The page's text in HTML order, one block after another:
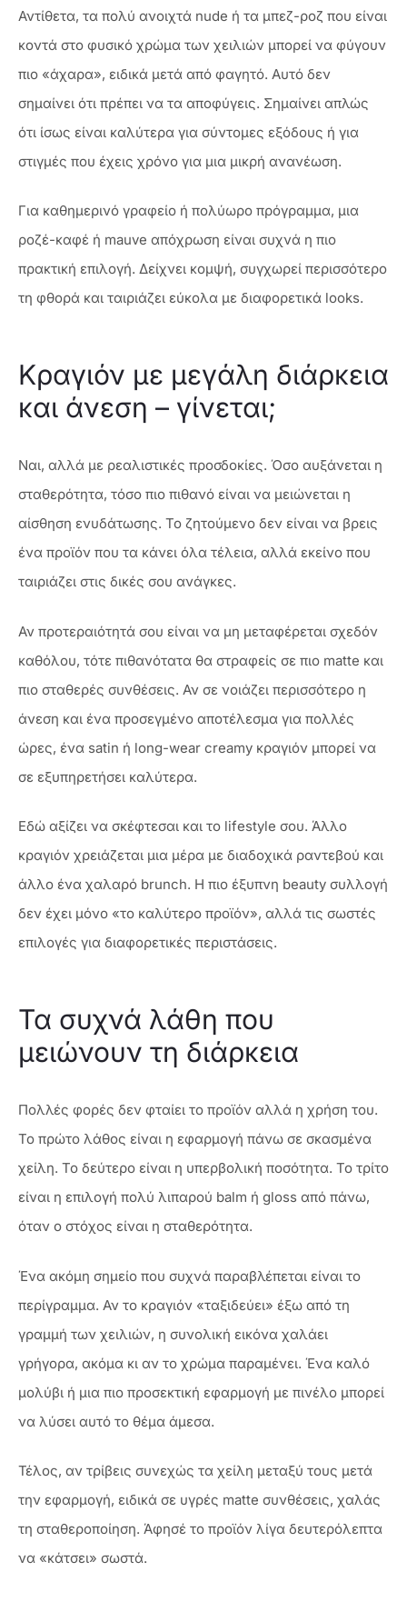
Αντίθετα, τα πολύ ανοιχτά nude ή τα μπεζ-ροζ που είναι
κοντά στο φυσικό χρώμα των χειλιών μπορεί να φύγουν
πιο «άχαρα», ειδικά μετά από φαγητό. Αυτό δεν
σημαίνει ότι πρέπει να τα αποφύγεις. Σημαίνει απλώς
ότι ίσως είναι καλύτερα για σύντομες εξόδους ή για
στιγμές που έχεις χρόνο για μια μικρή ανανέωση.
Για καθημερινό γραφείο ή πολύωρο πρόγραμμα, μια
ροζέ-καφέ ή mauve απόχρωση είναι συχνά η πιο
πρακτική επιλογή. Δείχνει κομψή, συγχωρεί περισσότερο
τη φθορά και ταιριάζει εύκολα με διαφορετικά looks.
Κραγιόν με μεγάλη διάρκεια
και άνεση – γίνεται;
Ναι, αλλά με ρεαλιστικές προσδοκίες. Όσο αυξάνεται η
σταθερότητα, τόσο πιο πιθανό είναι να μειώνεται η
αίσθηση ενυδάτωσης. Το ζητούμενο δεν είναι να βρεις
ένα προϊόν που τα κάνει όλα τέλεια, αλλά εκείνο που
ταιριάζει στις δικές σου ανάγκες.
Αν προτεραιότητά σου είναι να μη μεταφέρεται σχεδόν
καθόλου, τότε πιθανότατα θα στραφείς σε πιο matte και
πιο σταθερές συνθέσεις. Αν σε νοιάζει περισσότερο η
άνεση και ένα προσεγμένο αποτέλεσμα για πολλές
ώρες, ένα satin ή long-wear creamy κραγιόν μπορεί να
σε εξυπηρετήσει καλύτερα.
Εδώ αξίζει να σκέφτεσαι και το lifestyle σου. Άλλο
κραγιόν χρειάζεται μια μέρα με διαδοχικά ραντεβού και
άλλο ένα χαλαρό brunch. Η πιο έξυπνη beauty συλλογή
δεν έχει μόνο «το καλύτερο προϊόν», αλλά τις σωστές
επιλογές για διαφορετικές περιστάσεις.
Τα συχνά λάθη που
μειώνουν τη διάρκεια
Πολλές φορές δεν φταίει το προϊόν αλλά η χρήση του.
Το πρώτο λάθος είναι η εφαρμογή πάνω σε σκασμένα
χείλη. Το δεύτερο είναι η υπερβολική ποσότητα. Το τρίτο
είναι η επιλογή πολύ λιπαρού balm ή gloss από πάνω,
όταν ο στόχος είναι η σταθερότητα.
Ένα ακόμη σημείο που συχνά παραβλέπεται είναι το
περίγραμμα. Αν το κραγιόν «ταξιδεύει» έξω από τη
γραμμή των χειλιών, η συνολική εικόνα χαλάει
γρήγορα, ακόμα κι αν το χρώμα παραμένει. Ένα καλό
μολύβι ή μια πιο προσεκτική εφαρμογή με πινέλο μπορεί
να λύσει αυτό το θέμα άμεσα.
Τέλος, αν τρίβεις συνεχώς τα χείλη μεταξύ τους μετά
την εφαρμογή, ειδικά σε υγρές matte συνθέσεις, χαλάς
τη σταθεροποίηση. Άφησέ το προϊόν λίγα δευτερόλεπτα
να «κάτσει» σωστά.